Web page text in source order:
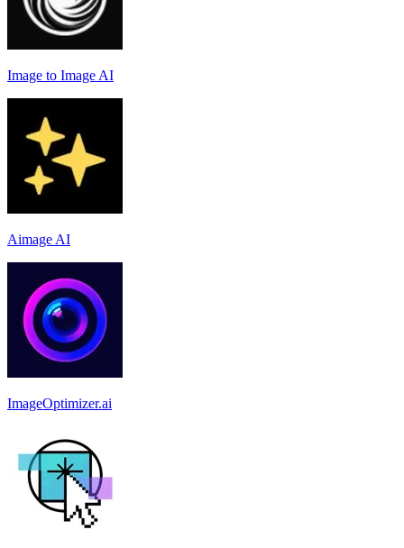
Image to Image AI
Aimage AI
ImageOptimizer.ai